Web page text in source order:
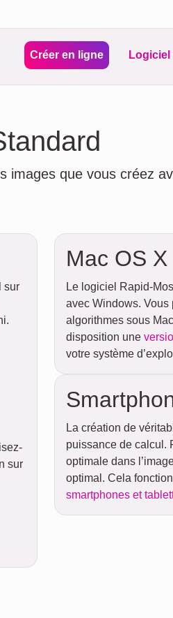
Créer en ligne Logiciel
images que vous créez
sur
sur
Mac OS
Le logiciel Rapid-
avec Windows.
algorithmes sous
disposition une
votre système
La création de
puissance de calcul.
optimale dans
optimal. Cela
smartphones et